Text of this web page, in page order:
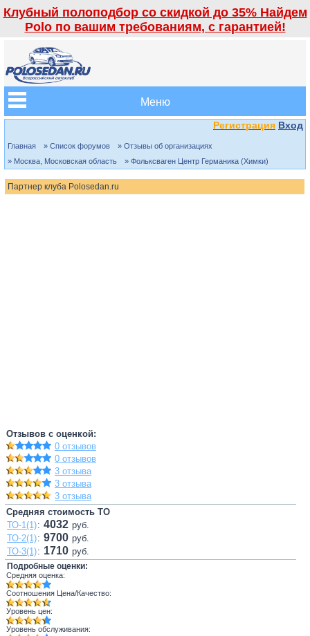
Клубный полоподбор со скидкой до 35% Найдем
Polo по вашим требованиям, с гарантией!
Меню
Регистрация Вход
Главная » Список форумов
» Отзывы об организациях
» Москва, Московская область
» Фольксваген Центр Германика (Химки)
Партнер клуба Polosedan.ru
Отзывов с оценкой:
0 отзывов
0 отзывов
3 отзыва
3 отзыва
3 отзыва
Средняя стоимость ТО
ТО-1(1): 4032 руб.
ТО-2(1): 9700 руб.
ТО-3(1): 1710 руб.
Подробные оценки:
Средняя оценка:
Соотношения Цена/Качество:
Уровень цен:
Уровень обслуживания: